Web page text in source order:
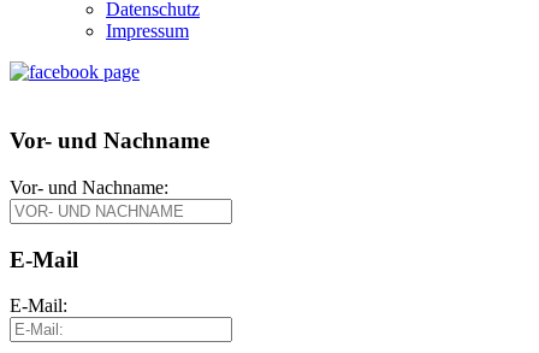
Datenschutz
Impressum
Vor- und Nachname
Vor- und Nachname:
E-Mail
E-Mail: